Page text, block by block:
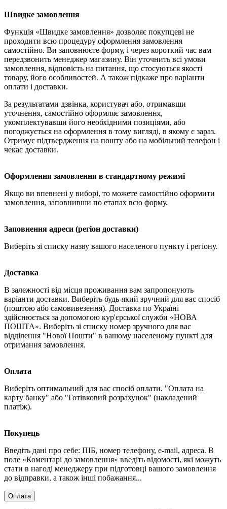
Швидке замовлення
Функція «Швидке замовлення» дозволяє покупцеві не
проходити всю процедуру оформлення замовлення
самостійно. Ви заповнюєте форму, і через короткий час вам
передзвонить менеджер магазину. Він уточнить всі умови
замовлення, відповість на питання, що стосуються якості
товару, його особливостей. А також підкаже про варіанти
оплати і доставки.
За результатами дзвінка, користувач або, отримавши
уточнення, самостійно оформляє замовлення,
укомплектувавши його необхідними позиціями, або
погоджується на оформлення в тому вигляді, в якому є зараз.
Отримує підтвердження на пошту або на мобільний телефон і
чекає доставки.
Оформлення замовлення в стандартному режимі
Якщо ви впевнені у виборі, то можете самостійно оформити
замовлення, заповнивши по етапах всю форму.
Заповнення адреси (регіон доставки)
Виберіть зі списку назву вашого населеного пункту і регіону.
Доставка
В залежності від місця проживання вам запропонують
варіанти доставки. Виберіть будь-який зручний для вас спосіб
(поштою або самовивезення). Доставка по Україні
здійснюється за допомогою кур'єрської служби «НОВА
ПОШТА». Виберіть зі списку номер зручного для вас
відділення "Нової Пошти" в вашому населеному пункті для
отримання замовлення.
Оплата
Виберіть оптимальний для вас спосіб оплати. "Оплата на
карту банку" або "Готівковий розрахунок" (накладений
платіж).
Покупець
Введіть дані про себе: ПІБ, номер телефону, e-mail, адреса. В
поле «Коментарі до замовлення» введіть відомості, які можуть
стати в нагоді менеджеру при підготовці вашого замовлення
до відправки, а також інші побажання...
Оплата